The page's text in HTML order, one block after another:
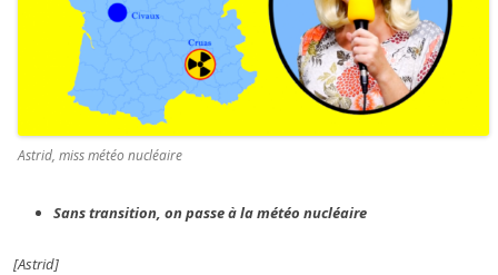
Astrid, miss météo nucléaire
Sans transition, on passe à la météo nucléaire
[Astrid]